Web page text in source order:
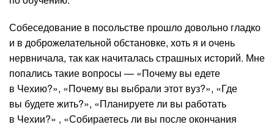
Собеседование в посольстве прошло довольно гладко
и в доброжелательной обстановке, хоть я и очень
нервничала, так как начиталась страшных историй. Мне
попались такие вопросы — «Почему вы едете
в Чехию?», «Почему вы выбрали этот вуз?», «Где
вы будете жить?», «Планируете ли вы работать
в Чехии?» , «Собираетесь ли вы после окончания